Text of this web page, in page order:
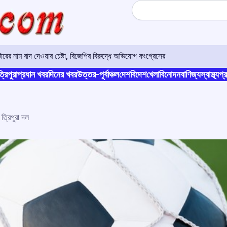
Search
নাম বাদ দেওয়ার চেষ্টা, বিজেপির বিরুদ্ধে অভিযোগ কংগ্রেসের
প্রধান খবরদিনের খবরউত্তর-পূর্বাঞ্চলদেশবিদেশখেলাবিনোদনবাণিজ্যস্বাস্থ্য
ত্রিপুরা দল